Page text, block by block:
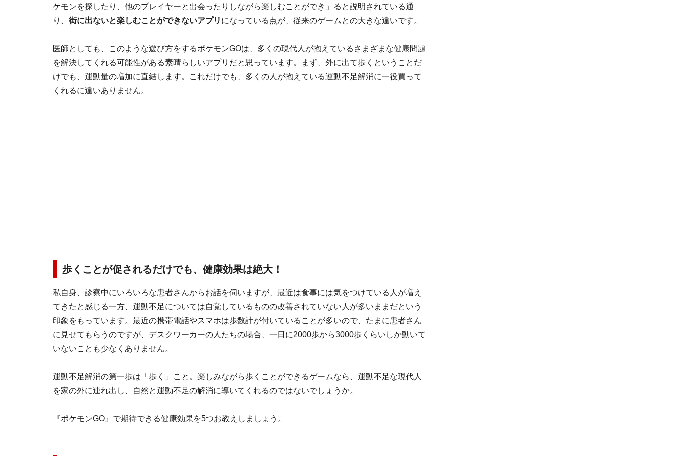
ケモンを探したり、他のプレイヤーと出会ったりしながら楽しむことができ」ると説明されている通
り、 街に出ないと楽しむことができないアプリ になっている点が、従来のゲームとの大きな違いです。
医師としても、このような遊び方をするポケモンGOは、多くの現代人が抱えているさまざまな健康問題
を解決してくれる可能性がある素晴らしいアプリだと思っています。まず、外に出て歩くということだ
けでも、運動量の増加に直結します。これだけでも、多くの人が抱えている運動不足解消に一役買って
くれるに違いありません。
歩くことが促されるだけでも、健康効果は絶大！
私自身、診察中にいろいろな患者さんからお話を伺いますが、最近は食事には気をつけている人が増え
てきたと感じる一方、運動不足については自覚しているものの改善されていない人が多いままだという
印象をもっています。最近の携帯電話やスマホは歩数計が付いていることが多いので、たまに患者さん
に見せてもらうのですが、デスクワーカーの人たちの場合、一日に2000歩から3000歩くらいしか動いて
いないことも少なくありません。
運動不足解消の第一歩は「歩く」こと。楽しみながら歩くことができるゲームなら、運動不足な現代人
を家の外に連れ出し、自然と運動不足の解消に導いてくれるのではないでしょうか。
『ポケモンGO』で期待できる健康効果を5つお教えしましょう。